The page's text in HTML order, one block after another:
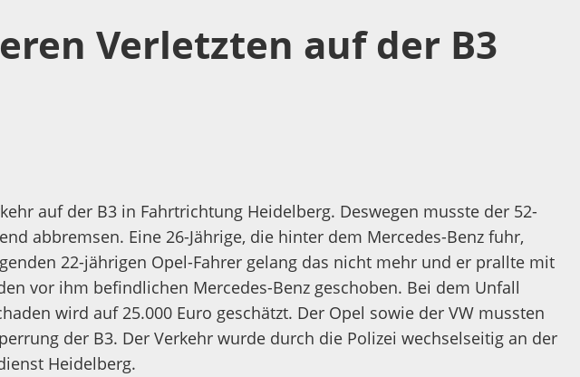
Verletzten auf der B3
auf der B3 in Fahrtrichtung Heidelberg. Deswegen musste der 52-
abbremsen. Eine 26-Jährige, die hinter dem Mercedes-Benz fuhr,
22-jährigen Opel-Fahrer gelang das nicht mehr und er prallte mit
vor ihm befindlichen Mercedes-Benz geschoben. Bei dem Unfall
wird auf 25.000 Euro geschätzt. Der Opel sowie der VW mussten
der B3. Der Verkehr wurde durch die Polizei wechselseitig an der
Heidelberg.